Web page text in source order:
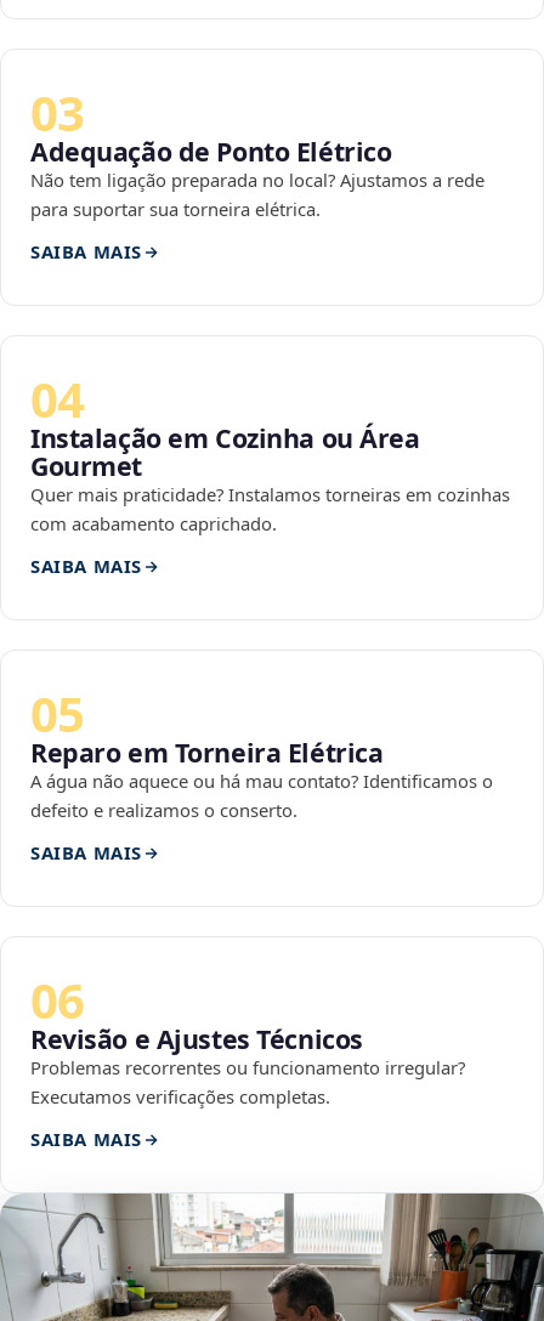
03
Adequação de Ponto Elétrico
Não tem ligação preparada no local? Ajustamos a rede
para suportar sua torneira elétrica.
SAIBA MAIS
04
Instalação em Cozinha ou Área
Gourmet
Quer mais praticidade? Instalamos torneiras em cozinhas
com acabamento caprichado.
SAIBA MAIS
05
Reparo em Torneira Elétrica
A água não aquece ou há mau contato? Identificamos o
defeito e realizamos o conserto.
SAIBA MAIS
06
Revisão e Ajustes Técnicos
Problemas recorrentes ou funcionamento irregular?
Executamos verificações completas.
SAIBA MAIS